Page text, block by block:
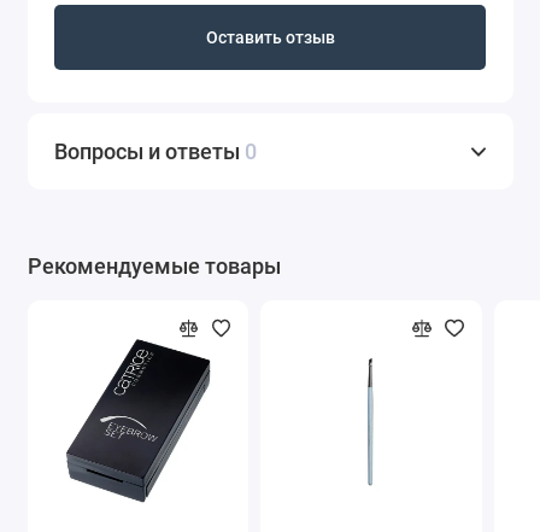
Результат: естественные, деликатно подчеркнутые
Не тестируется на животных.
Оставить отзыв
Вопросы и ответы 0
Рекомендуемые товары